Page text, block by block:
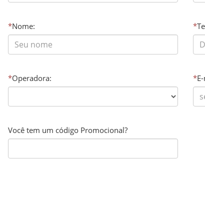
*Nome: *
*Operadora: *
Você tem um código Promocional?